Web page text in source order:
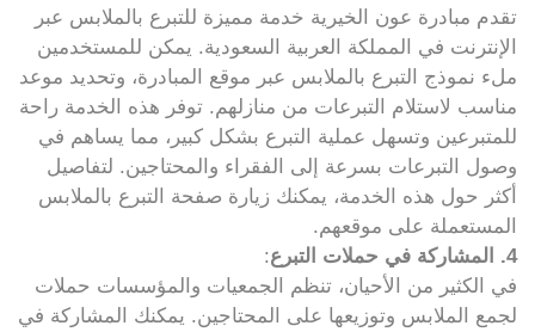
تقدم مبادرة عون الخيرية خدمة مميزة للتبرع بالملابس عبر
الإنترنت في المملكة العربية السعودية. يمكن للمستخدمين
ملء نموذج التبرع بالملابس عبر موقع المبادرة، وتحديد موعد
مناسب لاستلام التبرعات من منازلهم. توفر هذه الخدمة راحة
للمتبرعين وتسهل عملية التبرع بشكل كبير، مما يساهم في
وصول التبرعات بسرعة إلى الفقراء والمحتاجين. لتفاصيل
أكثر حول هذه الخدمة، يمكنك زيارة صفحة التبرع بالملابس
المستعملة على موقعهم.
4. المشاركة في حملات التبرع
:
في الكثير من الأحيان، تنظم الجمعيات والمؤسسات حملات
لجمع الملابس وتوزيعها على المحتاجين. يمكنك المشاركة في